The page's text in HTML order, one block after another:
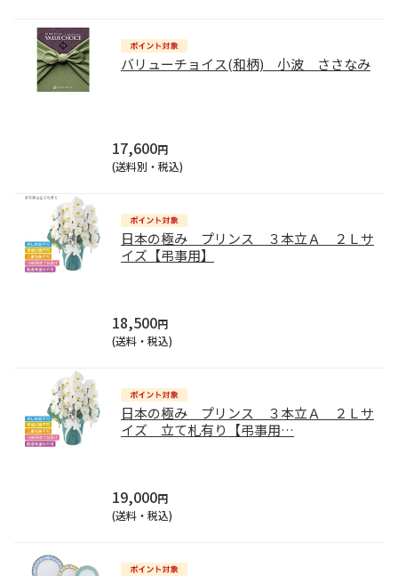
バリューチョイス(和柄) 小波 ささなみ
17,600円
(送料別・税込)
日本の極み プリンス ３本立Ａ ２Ｌサ
イズ【弔事用】
18,500円
(送料・税込)
日本の極み プリンス ３本立Ａ ２Ｌサ
イズ 立て札有り【弔事用…
19,000円
(送料・税込)